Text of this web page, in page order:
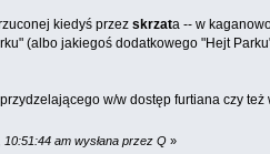
kiedyś przez skrzata -- w
(albo jakiegoś dodatkowego "Hejt
w/w dostęp furtiana czy
am wysłana przez Q»